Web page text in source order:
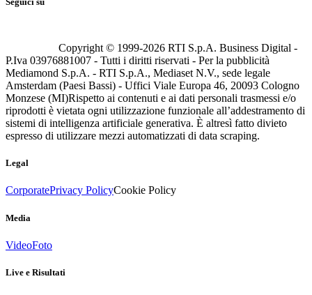
Copyright © 1999-2026 RTI S.p.A. Business Digital -
P.Iva 03976881007 - Tutti i diritti riservati - Per la pubblicità
Mediamond S.p.A. - RTI S.p.A., Mediaset N.V., sede legale
Amsterdam (Paesi Bassi) - Uffici Viale Europa 46, 20093 Cologno
Monzese (MI)Rispetto ai contenuti e ai dati personali trasmessi e/o
riprodotti è vietata ogni utilizzazione funzionale all’addestramento di
sistemi di intelligenza artificiale generativa. È altresì fatto divieto
espresso di utilizzare mezzi automatizzati di data scraping.
Legal
CorporatePrivacy PolicyCookie Policy
Media
VideoFoto
Live e Risultati